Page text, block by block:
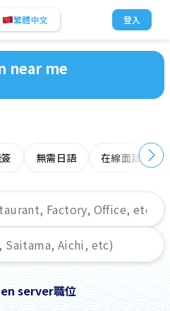
繁體中文 登入
near me
無需日語 在線面試
server職位